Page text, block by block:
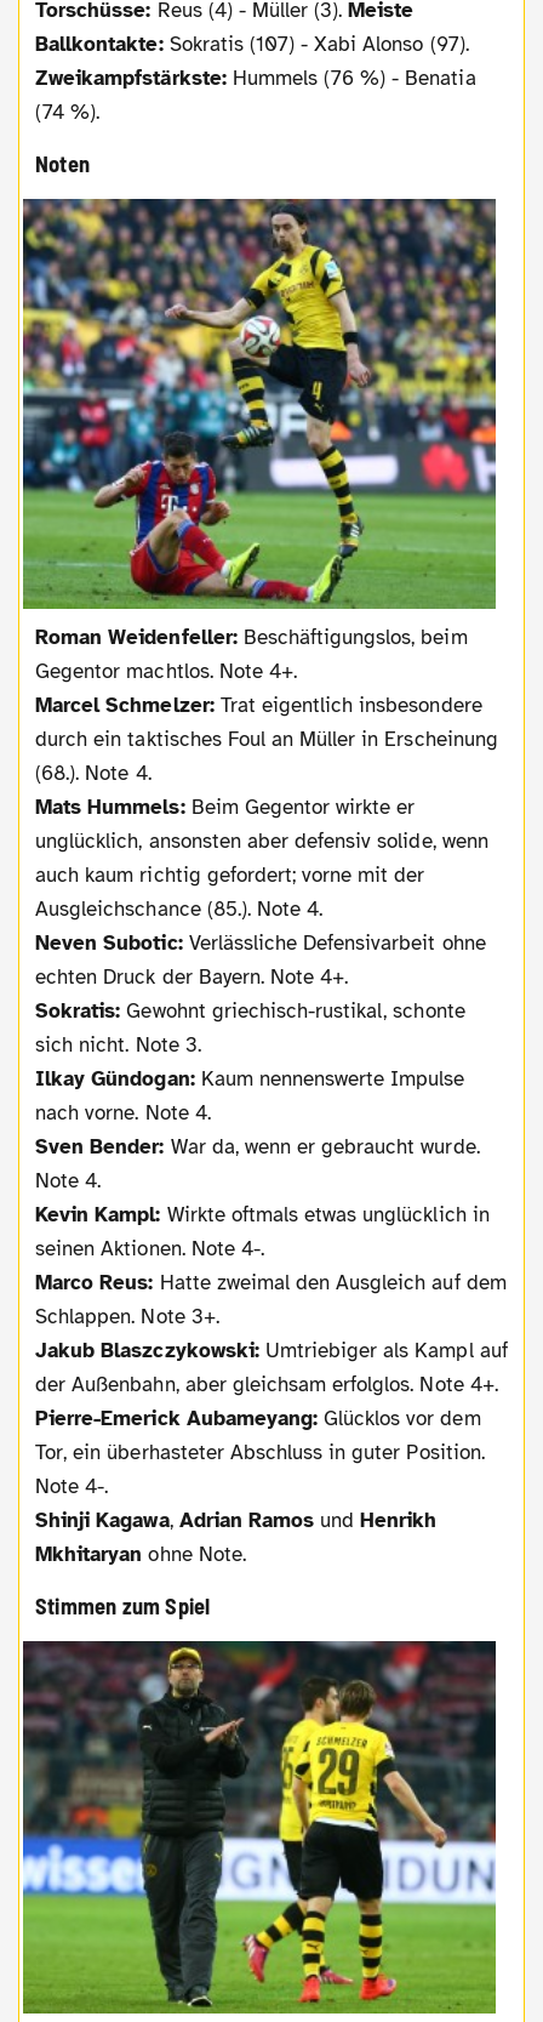
Torschüsse: Reus (4) - Müller (3).Meiste
Ballkontakte:Sokratis (107) - Xabi Alonso (97).
Zweikampfstärkste:Hummels (76 %) - Benatia
(74 %).
Noten
Roman Weidenfeller:Beschäftigungslos, beim
Gegentor machtlos. Note 4+.
Marcel Schmelzer:Trat eigentlich insbesondere
durch ein taktisches Foul an Müller in Erscheinung
(68.). Note 4.
Mats Hummels:Beim Gegentor wirkte er
unglücklich, ansonsten aber defensiv solide, wenn
auch kaum richtig gefordert; vorne mit der
Ausgleichschance (85.). Note 4.
Neven Subotic:Verlässliche Defensivarbeit ohne
echten Druck der Bayern. Note 4+.
Sokratis: Gewohnt griechisch-rustikal, schonte
sich nicht. Note 3.
Ilkay Gündogan:Kaum nennenswerte Impulse
nach vorne. Note 4.
Sven Bender: War da, wenn er gebraucht wurde.
Note 4.
Kevin Kampl: Wirkte oftmals etwas unglücklich in
seinen Aktionen. Note 4-.
Marco Reus: Hatte zweimal den Ausgleich auf dem
Schlappen. Note 3+.
Jakub Blaszczykowski:Umtriebiger als Kampl auf
der Außenbahn, aber gleichsam erfolglos. Note 4+.
Pierre-Emerick Aubameyang:Glücklos vor dem
Tor, ein überhasteter Abschluss in guter Position.
Note 4-.
Shinji Kagawa, Adrian Ramos undHenrikh
Mkhitaryan ohne Note.
Stimmen zum Spiel